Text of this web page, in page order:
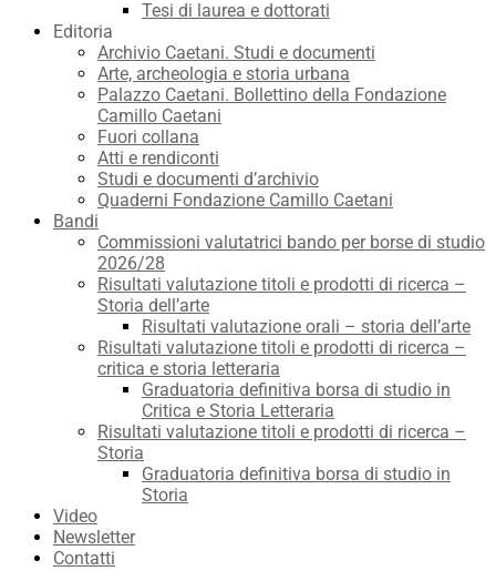
Tesi di laurea e dottorati
Editoria
Archivio Caetani. Studi e documenti
Arte, archeologia e storia urbana
Palazzo Caetani. Bollettino della Fondazione
Camillo Caetani
Fuori collana
Atti e rendiconti
Studi e documenti d’archivio
Quaderni Fondazione Camillo Caetani
Bandi
Commissioni valutatrici bando per borse di studio
2026/28
Risultati valutazione titoli e prodotti di ricerca –
Storia dell’arte
Risultati valutazione orali – storia dell’arte
Risultati valutazione titoli e prodotti di ricerca –
critica e storia letteraria
Graduatoria definitiva borsa di studio in
Critica e Storia Letteraria
Risultati valutazione titoli e prodotti di ricerca –
Storia
Graduatoria definitiva borsa di studio in
Storia
Video
Newsletter
Contatti